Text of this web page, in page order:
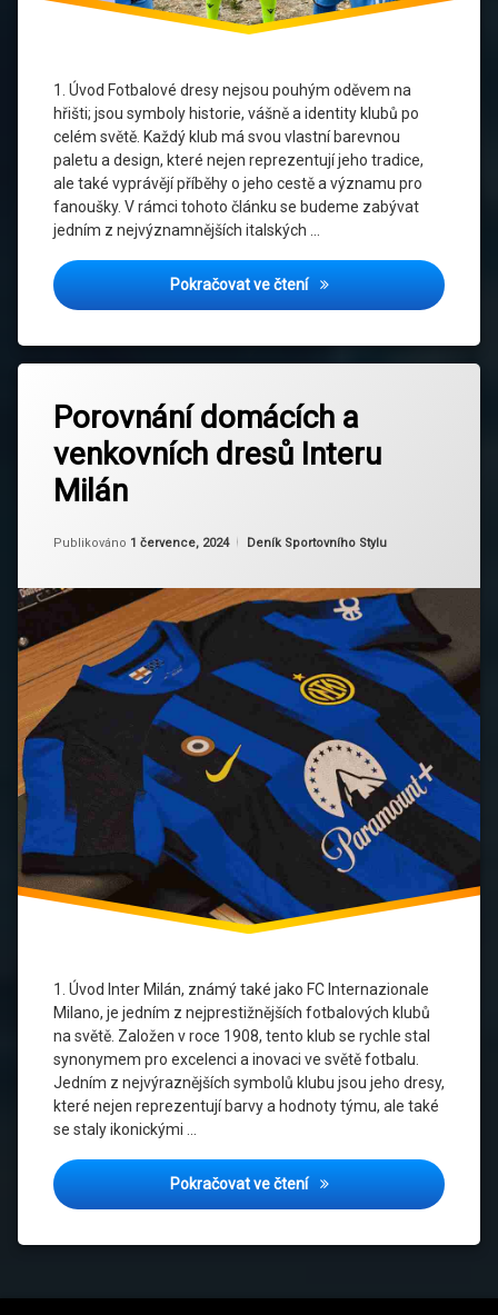
1. Úvod Fotbalové dresy nejsou pouhým oděvem na
hřišti; jsou symboly historie, vášně a identity klubů po
celém světě. Každý klub má svou vlastní barevnou
paletu a design, které nejen reprezentují jeho tradice,
ale také vyprávějí příběhy o jeho cestě a významu pro
fanoušky. V rámci tohoto článku se budeme zabývat
jedním z nejvýznamnějších italských …
Pokračovat ve čteníLazio v barvách: Vliv
sportovního
Socio-
kulturní
vliv
Sportovní
identita
Porovnání domácích a
venkovních dresů Interu
Milán
Publikováno 1 července, 2024
Aktualizováno 1 července, 2024
Od Ruby
Kategorie:
Deník Sportovního Stylu
1. Úvod Inter Milán, známý také jako FC Internazionale
Milano, je jedním z nejprestižnějších fotbalových klubů
na světě. Založen v roce 1908, tento klub se rychle stal
synonymem pro excelenci a inovaci ve světě fotbalu.
Jedním z nejvýraznějších symbolů klubu jsou jeho dresy,
které nejen reprezentují barvy a hodnoty týmu, ale také
se staly ikonickými …
Pokračovat ve čteníPorovnání domácích a
Fanoušci
Interu
Fotbalová
Fotbalové
dresy
Giuseppe
Meazza
Inter
Milán
Inter
Javier
Zanetti
Klubové
legendy
Romelu
Lukaku
Ronaldo
Nazário
Sběratelské
komentář
na
Porovnání
domácích
a
venkovních
Interu